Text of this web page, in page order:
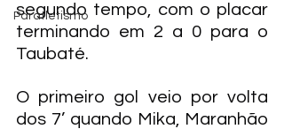
Paratletismo
segundo tempo, com o placar
terminando em 2 a 0 para o
Taubaté.
O primeiro gol veio por volta
dos 7’ quando Mika, Maranhão